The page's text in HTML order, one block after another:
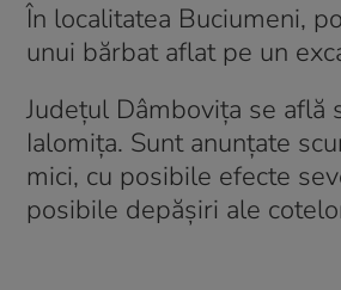
În localitatea Buciumeni,
unui bărbat aflat pe un
Judeţul Dâmboviţa se
Ialomiţa. Sunt anunţate
mici, cu posibile efecte
posibile depăşiri ale